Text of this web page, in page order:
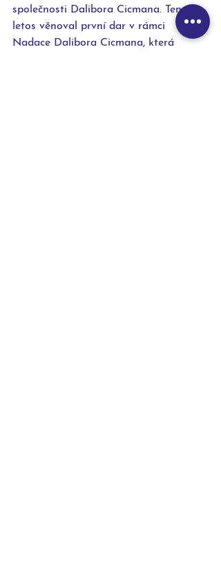
společnosti Dalibora Cicmana. Ten
letos věnoval první dar v rámci
Nadace Dalibora Cicmana, která